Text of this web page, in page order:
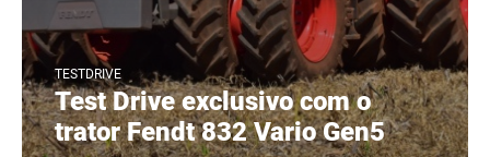
TESTDRIVE
Test Drive exclusivo com o
trator Fendt 832 Vario Gen5